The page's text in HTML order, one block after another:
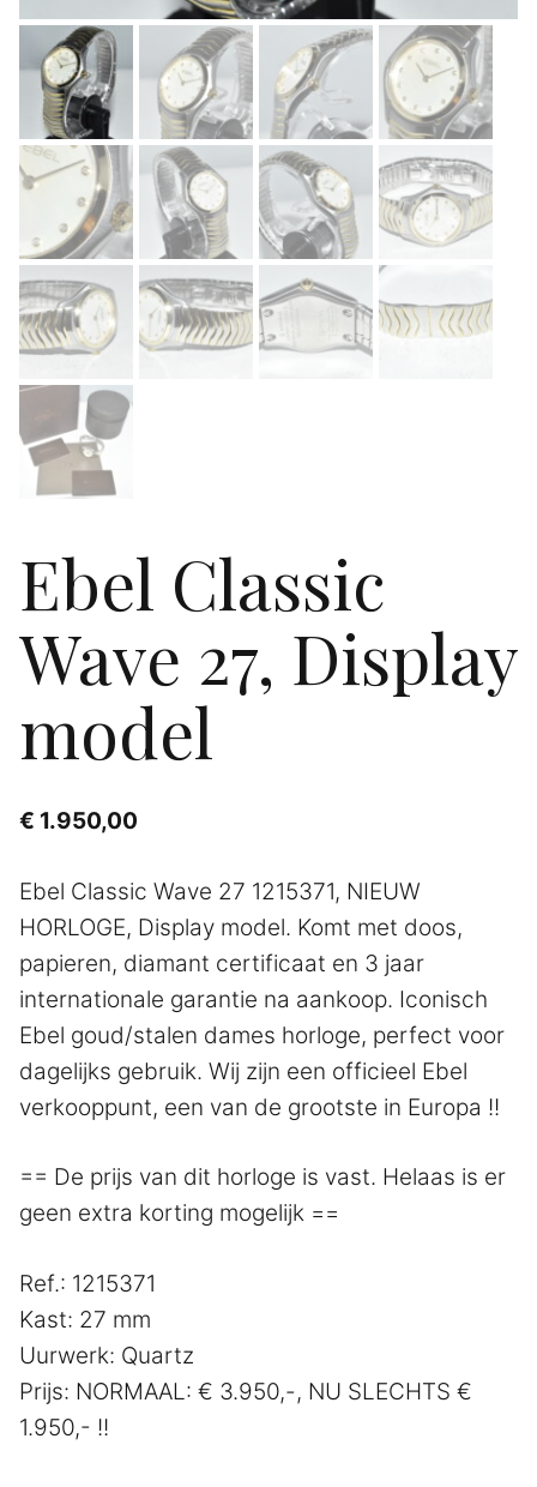
Ebel Classic
Wave 27, Display
model
€ 1.950,00
Ebel Classic Wave 27 1215371, NIEUW
HORLOGE, Display model. Komt met doos,
papieren, diamant certificaat en 3 jaar
internationale garantie na aankoop. Iconisch
Ebel goud/stalen dames horloge, perfect voor
dagelijks gebruik. Wij zijn een officieel Ebel
verkooppunt, een van de grootste in Europa !!
== De prijs van dit horloge is vast. Helaas is er
geen extra korting mogelijk ==
Ref.: 1215371
Kast: 27 mm
Uurwerk: Quartz
Prijs: NORMAAL: € 3.950,-, NU SLECHTS €
1.950,- !!